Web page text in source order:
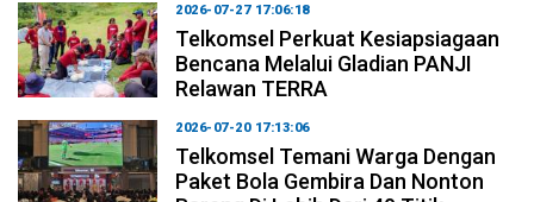
2026-07-27 17:06:18
Telkomsel Perkuat Kesiapsiagaan
Bencana Melalui Gladian PANJI
Relawan TERRA
2026-07-20 17:13:06
Telkomsel Temani Warga Dengan
Paket Bola Gembira Dan Nonton